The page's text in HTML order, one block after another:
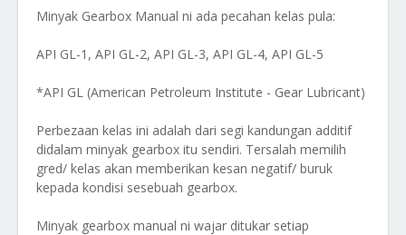
Minyak Gearbox Manual ni ada pecahan kelas pula:
API GL-1, API GL-2, API GL-3, API GL-4, API GL-5
*API GL (American Petroleum Institute - Gear Lubricant)
Perbezaan kelas ini adalah dari segi kandungan additif
didalam minyak gearbox itu sendiri. Tersalah memilih
gred/ kelas akan memberikan kesan negatif/ buruk
kepada kondisi sesebuah gearbox.
Minyak gearbox manual ni wajar ditukar setiap